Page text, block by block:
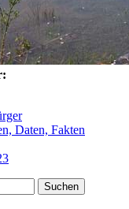
Daten, Fakten
Suchen